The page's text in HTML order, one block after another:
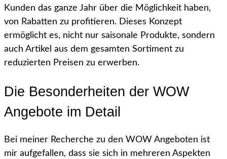
Kunden das ganze Jahr über die Möglichkeit haben,
von Rabatten zu profitieren. Dieses Konzept
ermöglicht es, nicht nur saisonale Produkte, sondern
auch Artikel aus dem gesamten Sortiment zu
reduzierten Preisen zu erwerben.
Die Besonderheiten der WOW
Angebote im Detail
Bei meiner Recherche zu den WOW Angeboten ist
mir aufgefallen, dass sie sich in mehreren Aspekten